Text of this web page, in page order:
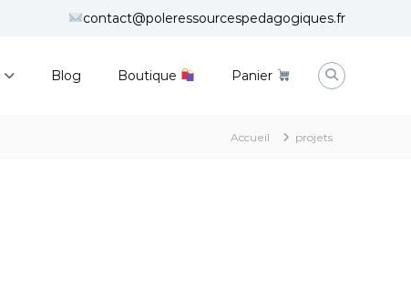
contact@poleressourcespedagogiques.fr
Blog Boutique Panier
Accueil projets